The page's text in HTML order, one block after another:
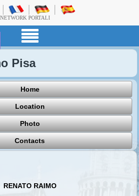
NETWORK PORTALI
Pisa
Home
Location
Photo
Contacts
RENATO RAIMO